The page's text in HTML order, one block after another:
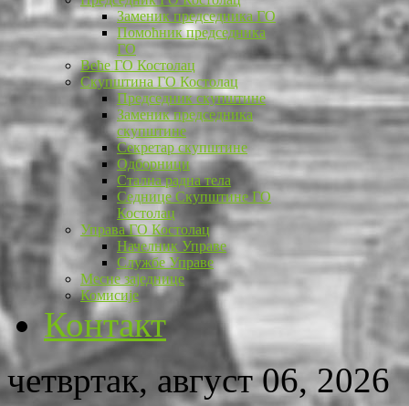
Заменик председника ГО
Помоћник председника
ГО
Веће ГО Костолац
Скупштина ГО Костолац
Председник скупштине
Заменик председника
скупштине
Секретар скупштине
Одборници
Стална радна тела
Седнице Скупштине ГО
Костолац
Управа ГО Костолац
Начелник Управе
Службе Управе
Месне заједнице
Комисије
Контакт
четвртак, август 06, 2026